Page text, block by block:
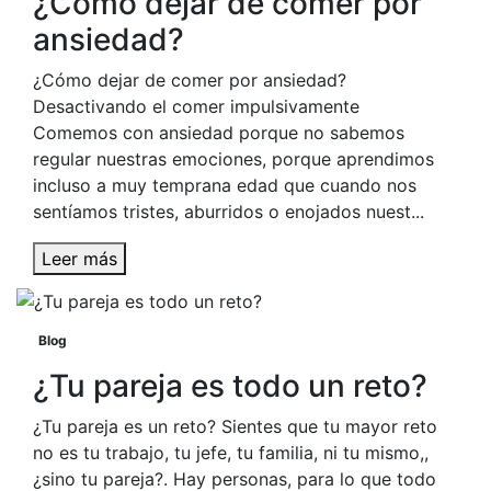
ansiedad?
¿Cómo dejar de comer por ansiedad?
Desactivando el comer impulsivamente
Comemos con ansiedad porque no sabemos
regular nuestras emociones, porque aprendimos
incluso a muy temprana edad que cuando nos
sentíamos tristes, aburridos o enojados nuest...
Leer más
Blog
¿Tu pareja es todo un reto?
¿Tu pareja es un reto? Sientes que tu mayor reto
no es tu trabajo, tu jefe, tu familia, ni tu mismo,,
¿sino tu pareja?. Hay personas, para lo que todo